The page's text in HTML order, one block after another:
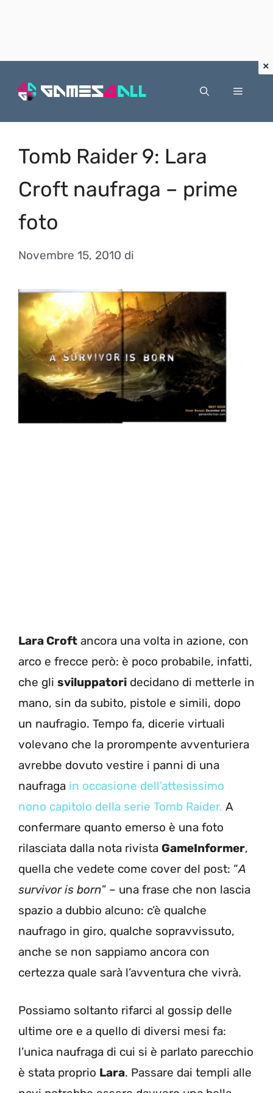
Menu
Tomb Raider 9: Lara
Croft naufraga – prime
foto
Novembre 15, 2010 di
Lara Croft ancora una volta in azione, con
arco e frecce però: è poco probabile, infatti,
che gli sviluppatori decidano di metterle in
mano, sin da subito, pistole e simili, dopo
un naufragio. Tempo fa, dicerie virtuali
volevano che la prorompente avventuriera
avrebbe dovuto vestire i panni di una
naufraga in occasione dell’attesissimo
nono capitolo della serie Tomb Raider. A
confermare quanto emerso è una foto
rilasciata dalla nota rivista GameInformer,
quella che vedete come cover del post: “A
survivor is born” – una frase che non lascia
spazio a dubbio alcuno: c’è qualche
naufrago in giro, qualche sopravvissuto,
anche se non sappiamo ancora con
certezza quale sarà l’avventura che vivrà.
Possiamo soltanto rifarci al gossip delle
ultime ore e a quello di diversi mesi fa:
l’unica naufraga di cui si è parlato parecchio
è stata proprio Lara. Passare dai templi alle